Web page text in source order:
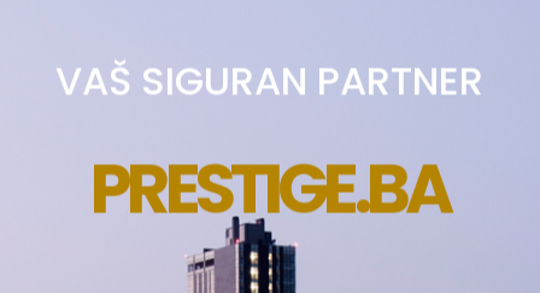
VAŠ SIGURAN PARTNER
PRESTIGE.BA